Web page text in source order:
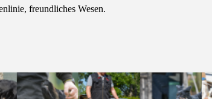
freundliches Wesen.